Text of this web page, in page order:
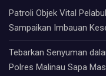
Patroli Objek Vital
Sampaikan Imbauan
Tebarkan Senyuman
Polres Malinau Sapa